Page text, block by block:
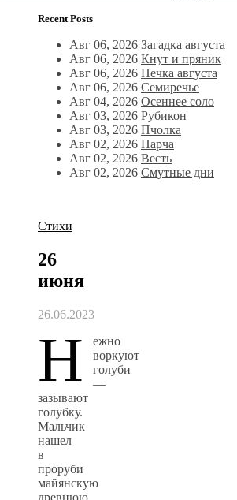
Recent Posts
Авг 06, 2026 Загадка августа
Авг 06, 2026 Кнут и пряник
Авг 06, 2026 Печка августа
Авг 06, 2026 Семиречье
Авг 04, 2026 Осеннее соло
Авг 03, 2026 Рубикон
Авг 03, 2026 Пчолка
Авг 02, 2026 Парча
Авг 02, 2026 Весть
Авг 02, 2026 Смутные дни
Стихи
26
июня
26.06.2023
Н
ежно
воркуют
голуби
—
зазывают
голубку.
Мальчик
нашел
в
проруби
майянскую
древнюю